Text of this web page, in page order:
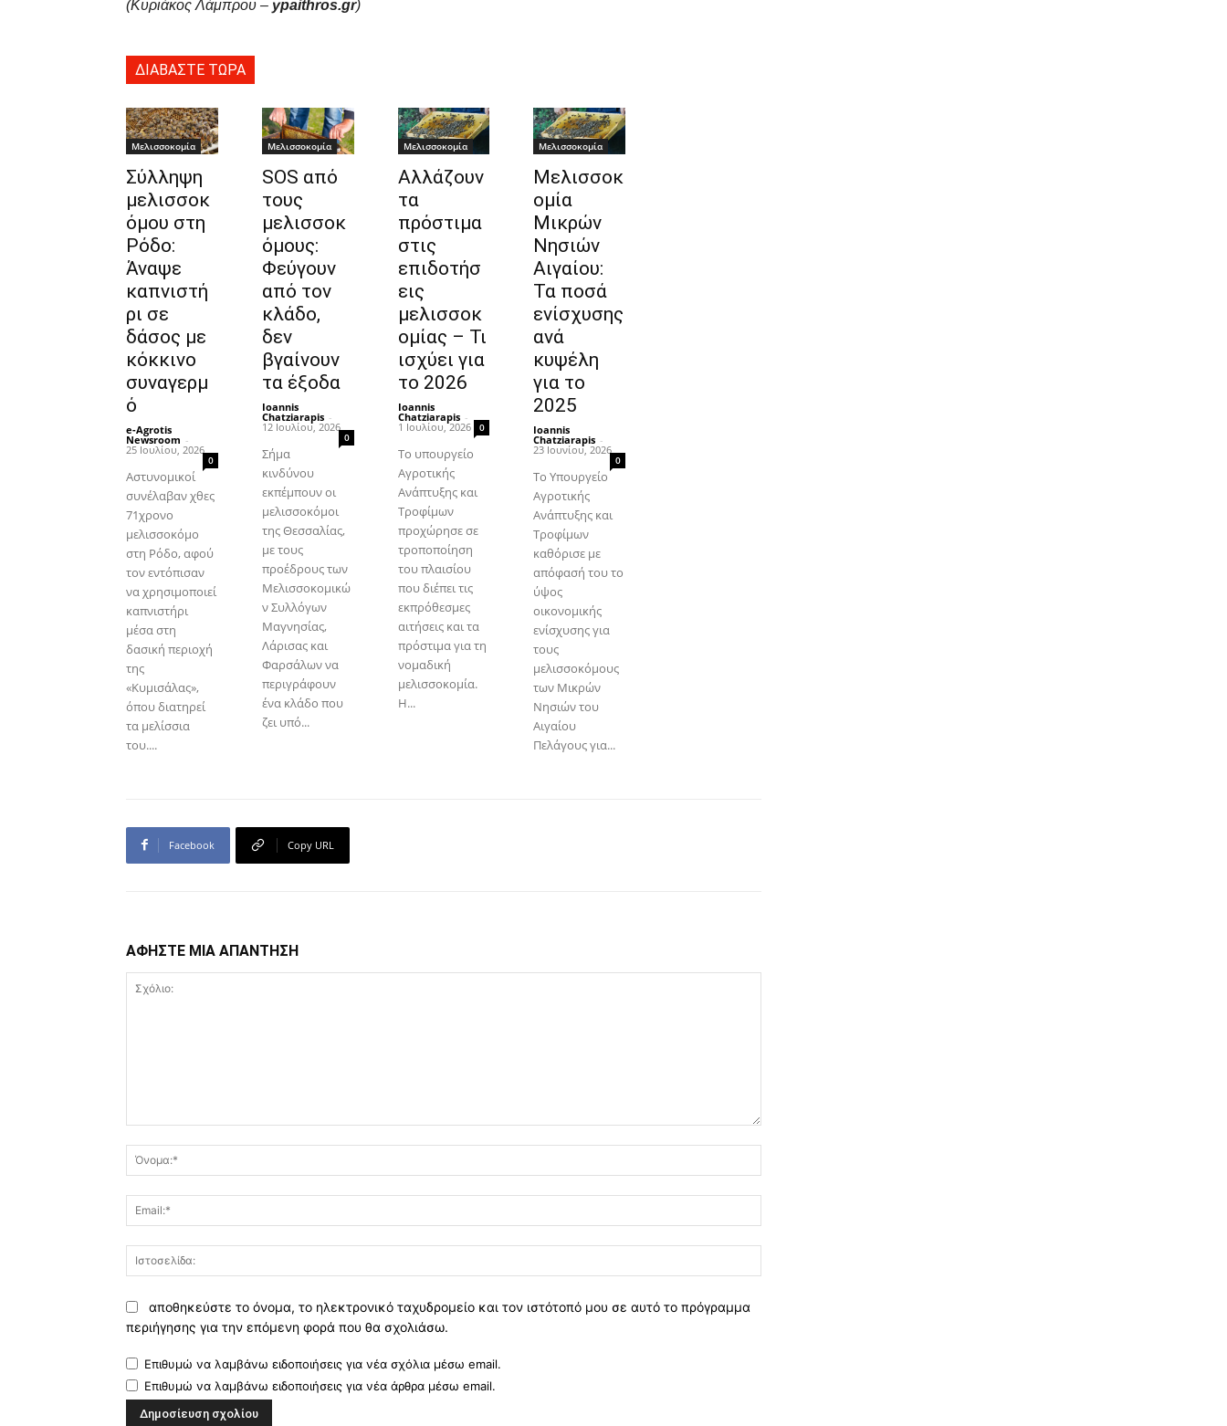
(Κυριάκος Λάμπρου – ypaithros.gr)
ΔΙΑΒΑΣΤΕ ΤΩΡΑ
Μελισσοκομία
Σύλληψη
μελισσοκ
όμου στη
Ρόδο:
Άναψε
καπνιστή
ρι σε
δάσος με
κόκκινο
συναγερμ
ό
e-Agrotis
Newsroom -
25 Ιουλίου, 2026
0
Αστυνομικοί
συνέλαβαν χθες
71χρονο
μελισσοκόμο
στη Ρόδο, αφού
τον εντόπισαν
να χρησιμοποιεί
καπνιστήρι
μέσα στη
δασική περιοχή
της
«Κυμισάλας»,
όπου διατηρεί
τα μελίσσια
του....
Μελισσοκομία
SOS από
τους
μελισσοκ
όμους:
Φεύγουν
από τον
κλάδο,
δεν
βγαίνουν
τα έξοδα
Ioannis
Chatziarapis -
12 Ιουλίου, 2026
0
Σήμα
κινδύνου
εκπέμπουν οι
μελισσοκόμοι
της Θεσσαλίας,
με τους
προέδρους των
Μελισσοκομικώ
ν Συλλόγων
Μαγνησίας,
Λάρισας και
Φαρσάλων να
περιγράφουν
ένα κλάδο που
ζει υπό...
Μελισσοκομία
Αλλάζουν
τα
πρόστιμα
στις
επιδοτήσ
εις
μελισσοκ
ομίας – Τι
ισχύει για
το 2026
Ioannis
Chatziarapis -
1 Ιουλίου, 2026 0
Το υπουργείο
Αγροτικής
Ανάπτυξης και
Τροφίμων
προχώρησε σε
τροποποίηση
του πλαισίου
που διέπει τις
εκπρόθεσμες
αιτήσεις και τα
πρόστιμα για τη
νομαδική
μελισσοκομία.
Η...
Μελισσοκομία
Μελισσοκ
ομία
Μικρών
Νησιών
Αιγαίου:
Τα ποσά
ενίσχυσης
ανά
κυψέλη
για το
2025
Ioannis
Chatziarapis -
23 Ιουνίου, 2026
0
Το Υπουργείο
Αγροτικής
Ανάπτυξης και
Τροφίμων
καθόρισε με
απόφασή του το
ύψος
οικονομικής
ενίσχυσης για
τους
μελισσοκόμους
των Μικρών
Νησιών του
Αιγαίου
Πελάγους για...
Facebook Copy URL
ΑΦΗΣΤΕ ΜΙΑ ΑΠΑΝΤΗΣΗ
αποθηκεύστε το όνομα, το ηλεκτρονικό ταχυδρομείο και τον ιστότοπό μου σε αυτό το πρόγραμμα
περιήγησης για την επόμενη φορά που θα σχολιάσω.
Επιθυμώ να λαμβάνω ειδοποιήσεις για νέα σχόλια μέσω email.
Επιθυμώ να λαμβάνω ειδοποιήσεις για νέα άρθρα μέσω email.